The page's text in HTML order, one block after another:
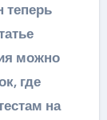
теперь
можно
где
на